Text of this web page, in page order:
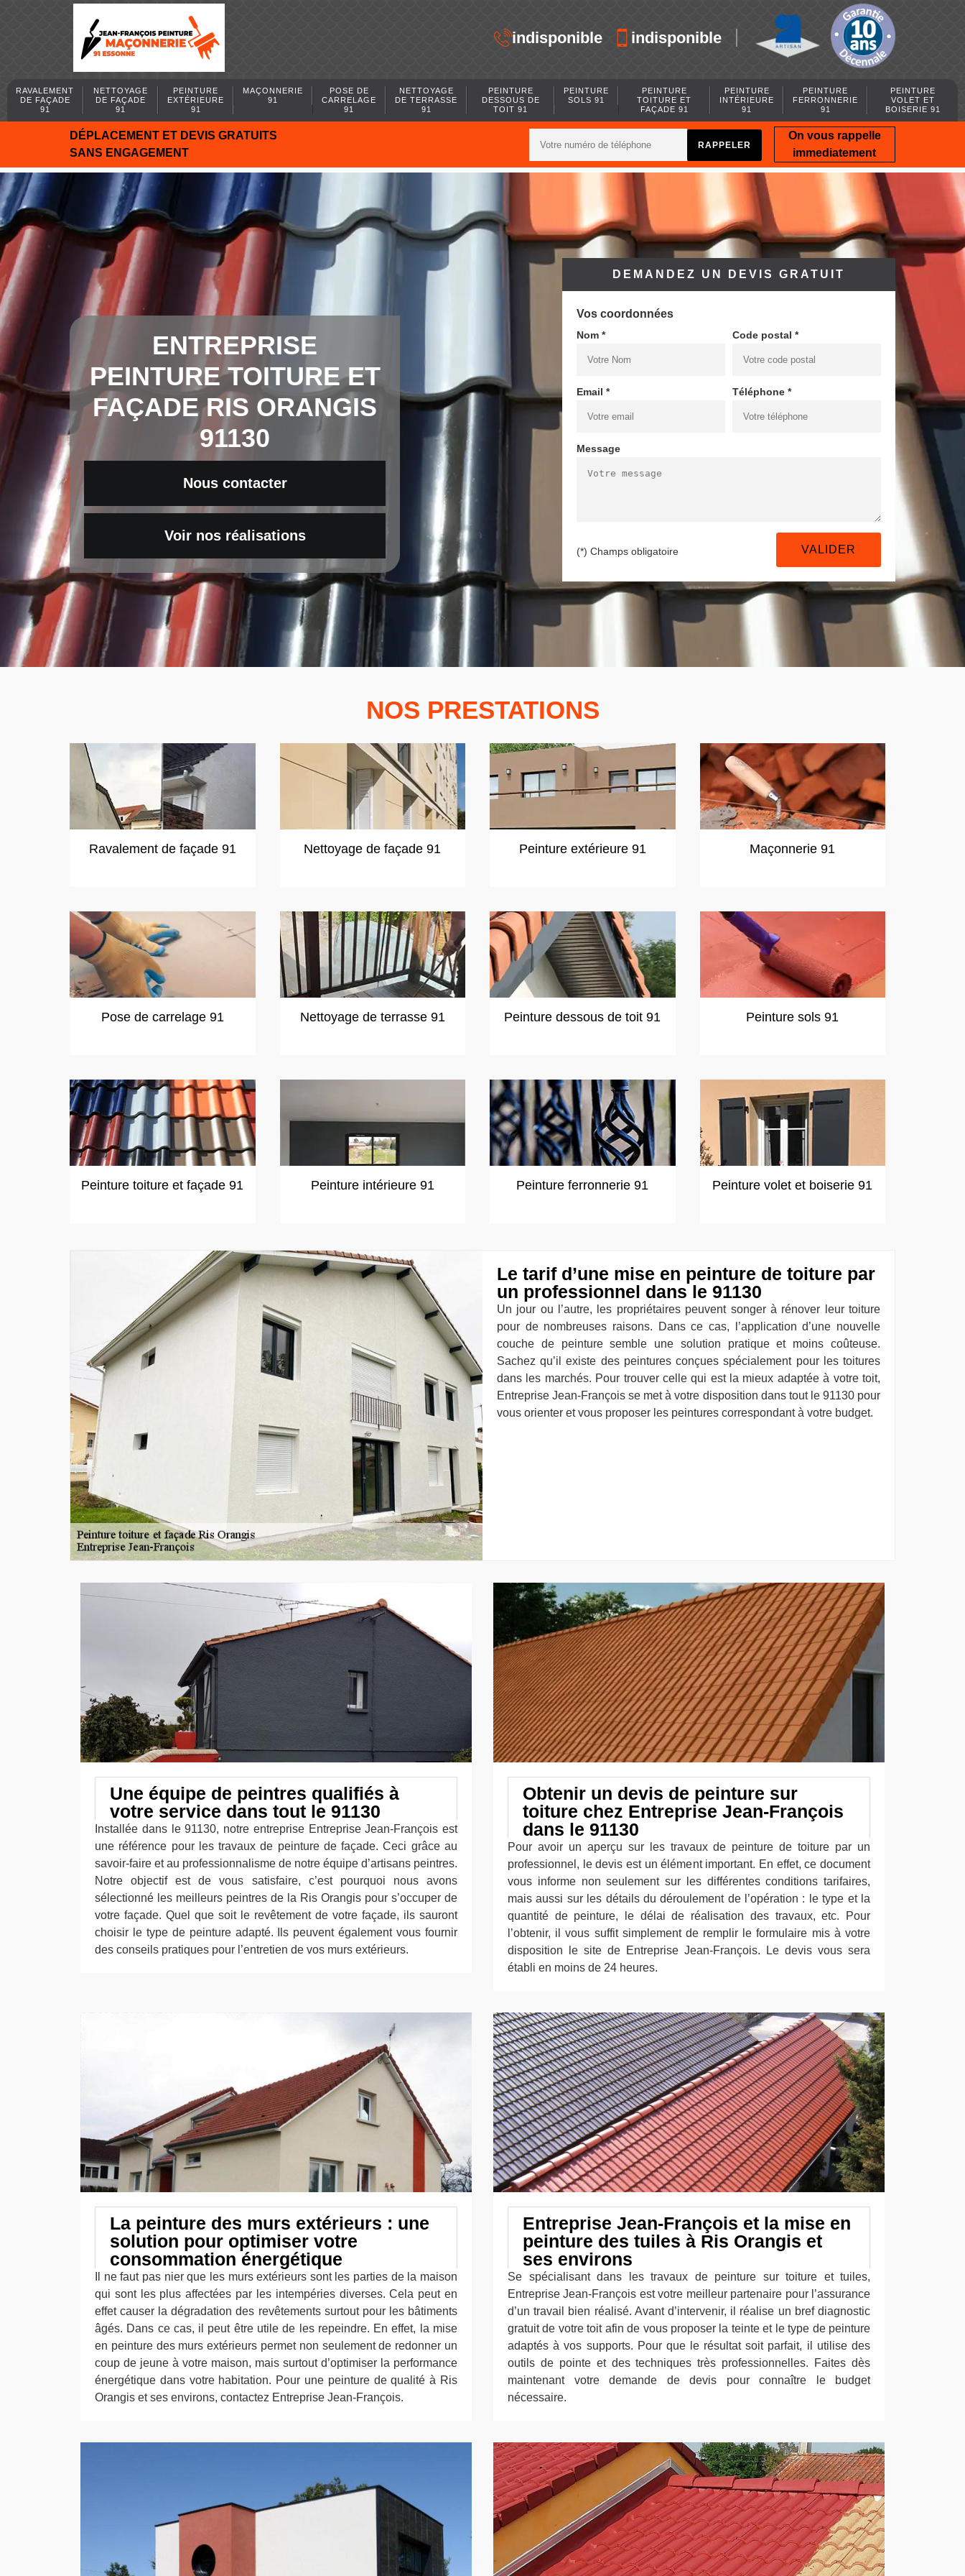
indisponible indisponible
RAVALEMENT
DE FAÇADE
91
NETTOYAGE
DE FAÇADE
91
PEINTURE
EXTÉRIEURE
91
MAÇONNERIE
91
POSE DE
CARRELAGE
91
NETTOYAGE
DE TERRASSE
91
PEINTURE
DESSOUS DE
TOIT 91
PEINTURE
SOLS 91
PEINTURE
TOITURE ET
FAÇADE 91
PEINTURE
INTÉRIEURE
91
PEINTURE
FERRONNERIE
91
PEINTURE
VOLET ET
BOISERIE 91
DÉPLACEMENT ET DEVIS GRATUITS
SANS ENGAGEMENT
On vous rappelle
immediatement
ENTREPRISE
PEINTURE TOITURE ET
FAÇADE RIS ORANGIS
91130
Nous contacter
Voir nos réalisations
DEMANDEZ UN DEVIS GRATUIT
Vos coordonnées
Nom * Code postal *
Email * Téléphone *
Message
(*) Champs obligatoire
NOS PRESTATIONS
Ravalement de façade 91 Nettoyage de façade 91 Peinture extérieure 91 Maçonnerie 91
Pose de carrelage 91 Nettoyage de terrasse 91 Peinture dessous de toit 91 Peinture sols 91
Peinture toiture et façade 91 Peinture intérieure 91 Peinture ferronnerie 91 Peinture volet et boiserie 91
Le tarif d’une mise en peinture de toiture par
un professionnel dans le 91130
Un jour ou l’autre, les propriétaires peuvent songer à rénover leur toiture
pour de nombreuses raisons. Dans ce cas, l’application d’une nouvelle
couche de peinture semble une solution pratique et moins coûteuse.
Sachez qu’il existe des peintures conçues spécialement pour les toitures
dans les marchés. Pour trouver celle qui est la mieux adaptée à votre toit,
Entreprise Jean-François se met à votre disposition dans tout le 91130 pour
vous orienter et vous proposer les peintures correspondant à votre budget.
Une équipe de peintres qualifiés à
votre service dans tout le 91130
Installée dans le 91130, notre entreprise Entreprise Jean-François est
une référence pour les travaux de peinture de façade. Ceci grâce au
savoir-faire et au professionnalisme de notre équipe d’artisans peintres.
Notre objectif est de vous satisfaire, c’est pourquoi nous avons
sélectionné les meilleurs peintres de la Ris Orangis pour s’occuper de
votre façade. Quel que soit le revêtement de votre façade, ils sauront
choisir le type de peinture adapté. Ils peuvent également vous fournir
des conseils pratiques pour l’entretien de vos murs extérieurs.
Obtenir un devis de peinture sur
toiture chez Entreprise Jean-François
dans le 91130
Pour avoir un aperçu sur les travaux de peinture de toiture par un
professionnel, le devis est un élément important. En effet, ce document
vous informe non seulement sur les différentes conditions tarifaires,
mais aussi sur les détails du déroulement de l’opération : le type et la
quantité de peinture, le délai de réalisation des travaux, etc. Pour
l’obtenir, il vous suffit simplement de remplir le formulaire mis à votre
disposition le site de Entreprise Jean-François. Le devis vous sera
établi en moins de 24 heures.
La peinture des murs extérieurs : une
solution pour optimiser votre
consommation énergétique
Il ne faut pas nier que les murs extérieurs sont les parties de la maison
qui sont les plus affectées par les intempéries diverses. Cela peut en
effet causer la dégradation des revêtements surtout pour les bâtiments
âgés. Dans ce cas, il peut être utile de les repeindre. En effet, la mise
en peinture des murs extérieurs permet non seulement de redonner un
coup de jeune à votre maison, mais surtout d’optimiser la performance
énergétique dans votre habitation. Pour une peinture de qualité à Ris
Orangis et ses environs, contactez Entreprise Jean-François.
Entreprise Jean-François et la mise en
peinture des tuiles à Ris Orangis et
ses environs
Se spécialisant dans les travaux de peinture sur toiture et tuiles,
Entreprise Jean-François est votre meilleur partenaire pour l’assurance
d’un travail bien réalisé. Avant d’intervenir, il réalise un bref diagnostic
gratuit de votre toit afin de vous proposer la teinte et le type de peinture
adaptés à vos supports. Pour que le résultat soit parfait, il utilise des
outils de pointe et des techniques très professionnelles. Faites dès
maintenant votre demande de devis pour connaître le budget
nécessaire.